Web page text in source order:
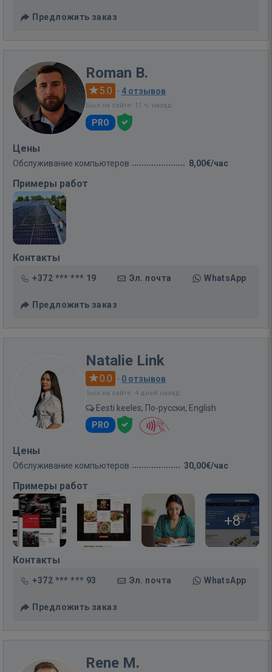
Предложить заказ
Roman B.
5.0 · 4 отзывов
Был на сайте: 11 ч. назад
PRO
Цены
Обслуживание компьютеров 8,00€/час
Примеры работ
Контакты
+372 *** *** 19 Эл. почта WhatsApp
Предложить заказ
Natalie Link
0.0 · 0 отзывов
Был на сайте: 4 дней назад
Eesti keeles, По-русски, English
PRO
Цены
Обслуживание компьютеров 30,00€/час
Примеры работ
+8
Контакты
+372 *** *** 93 Эл. почта WhatsApp
Предложить заказ
Rene M.